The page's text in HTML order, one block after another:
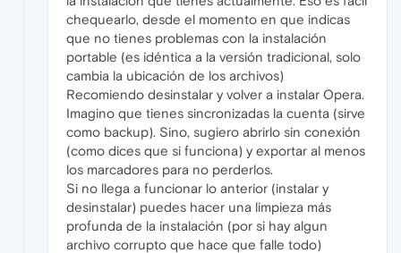
chequearlo, desde el momento en que indicas
que no tienes problemas con la instalación
portable (es idéntica a la versión tradicional, solo
cambia la ubicación de los archivos)
Recomiendo desinstalar y volver a instalar Opera.
Imagino que tienes sincronizadas la cuenta (sirve
como backup). Sino, sugiero abrirlo sin conexión
(como dices que si funciona) y exportar al menos
los marcadores para no perderlos.
Si no llega a funcionar lo anterior (instalar y
desinstalar) puedes hacer una limpieza más
profunda de la instalación (por si hay algun
archivo corrupto que hace que falle todo)